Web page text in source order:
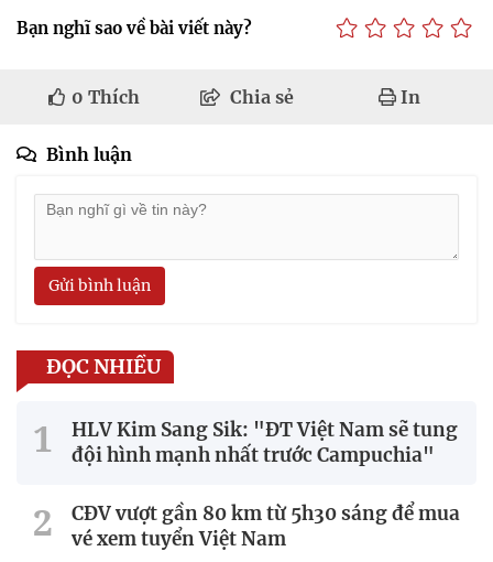
Bạn nghĩ sao về bài viết này?
0 Thích Chia sẻ In
Bình luận
Gửi bình luận
ĐỌC NHIỀU
HLV Kim Sang Sik: "ĐT Việt Nam sẽ tung
đội hình mạnh nhất trước Campuchia"
CĐV vượt gần 80 km từ 5h30 sáng để mua
vé xem tuyển Việt Nam